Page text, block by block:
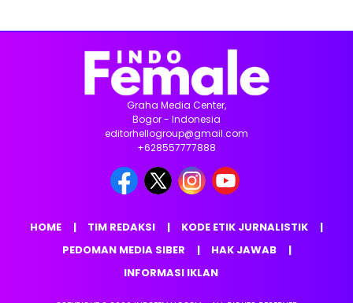
Graha Media Center,
Bogor - Indonesia
editorhellogroup@gmail.com
+628557777888
HOME TIM REDAKSI
KODE ETIK JURNALISTIK
PEDOMAN MEDIA SIBER
HAK JAWAB
INFORMASI IKLAN